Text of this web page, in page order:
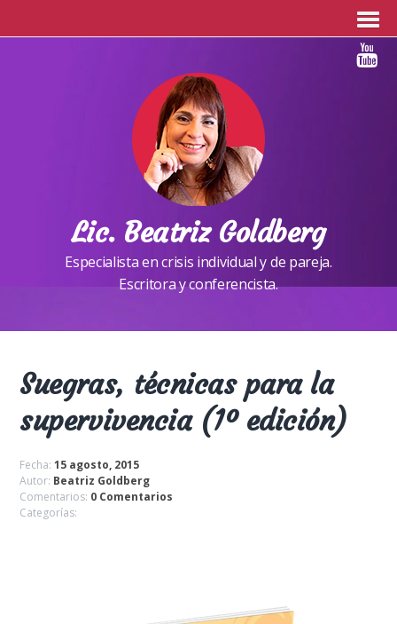
Lic. Beatriz Goldberg
Especialista en crisis individual y de pareja.
Escritora y conferencista.
Suegras, técnicas para la
supervivencia (1º edición)
Fecha:15 agosto, 2015
Autor: Beatriz Goldberg
Comentarios: 0 Comentarios
Categorías: